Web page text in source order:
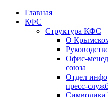
Главная
КФС
Структура КФС
О
Офис-
союза
Отдел
пресс-
Символика